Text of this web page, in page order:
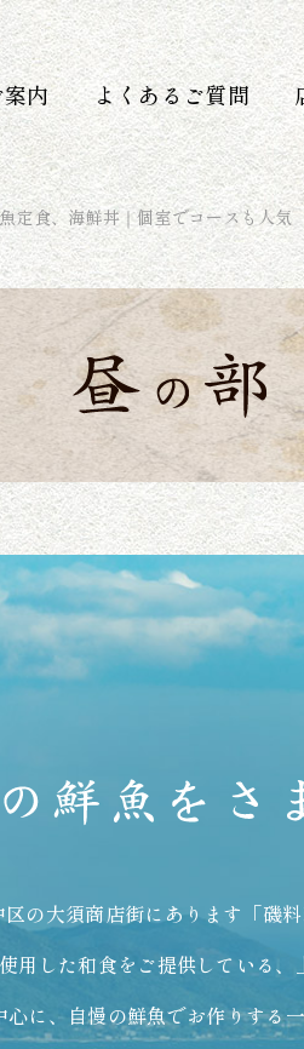
定食、海鮮丼｜個室でコースも人気
内 よくあるご質問
の大須商店街にあります「磯料
用した和食をご提供している、
心に、自慢の鮮魚でお作りする